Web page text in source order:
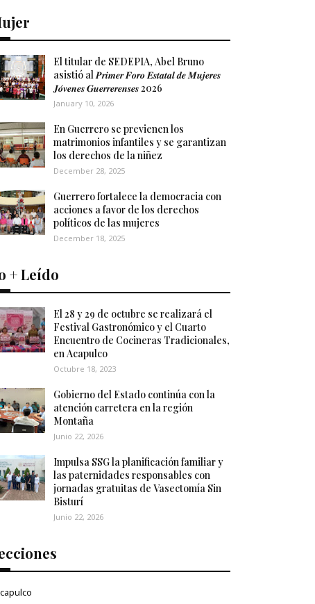
El titular de SEDEPIA, Abel Bruno
asistió al 𝑷𝒓𝒊𝒎𝒆𝒓 𝑭𝒐𝒓𝒐 𝑬𝒔𝒕𝒂𝒕𝒂𝒍 𝒅𝒆 𝑴𝒖𝒋𝒆𝒓𝒆𝒔
𝑱𝒐́𝒗𝒆𝒏𝒆𝒔 𝑮𝒖𝒆𝒓𝒓𝒆𝒓𝒆𝒏𝒔𝒆𝒔 2026
January 10, 2026
En Guerrero se previenen los
matrimonios infantiles y se garantizan
los derechos de la niñez
December 28, 2025
Guerrero fortalece la democracia con
acciones a favor de los derechos
políticos de las mujeres
December 18, 2025
+ Leído
El 28 y 29 de octubre se realizará el
Festival Gastronómico y el Cuarto
Encuentro de Cocineras Tradicionales,
en Acapulco
Octubre 18, 2023
Gobierno del Estado continúa con la
atención carretera en la región
Montaña
Junio 22, 2026
Impulsa SSG la planificación familiar y
las paternidades responsables con
jornadas gratuitas de Vasectomía Sin
Bisturí
Junio 22, 2026